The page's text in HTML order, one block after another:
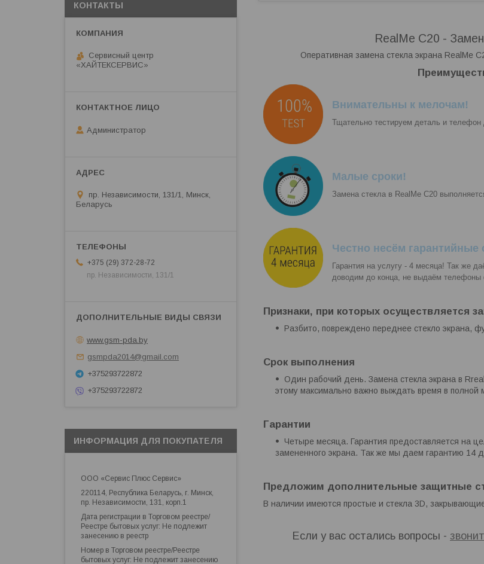
RealMe C20 -
Оперативная замена стекла экрана RealMe
Внимательны к мелочам!
Тщательно тестируем деталь и
Малые сроки!
Замена стекла в RealMe C20
Честно несём гарантийные
Гарантия на услугу - 4 месяца! Так же
доводим до конца, не выдаём телефоны
Признаки, при которых осуществляется
Разбито, повреждено переднее стекло экрана,
Срок выполнения
Один рабочий день. Замена стекла экрана в
этому максимально важно выждать время в полной
Гарантии
Четыре месяца. Гарантия предоставляется на
замененного экрана. Так же мы даем гарантию 14
Предложим дополнительные защитные
В наличии имеются простые и стекла 3D,
Если у вас остались вопросы -
КОНТАКТЫ
Сервисный центр
«ХАЙТЕКСЕРВИС»
Администратор
пр. Независимости, 131/1, Минск,
Беларусь
+375 (29) 372-28-72
пр. Независимости, 131/1
www.gsm-pda.by
gsmpda2014@gmail.com
+375293722872
+375293722872
ИНФОРМАЦИЯ ДЛЯ ПОКУПАТЕЛЯ
ООО «Сервис Плюс Сервис»
220114, Республика Беларусь, г. Минск,
пр. Независимости, 131, корп.1
Дата регистрации в Торговом реестре/
Реестре бытовых услуг: Не подлежит
занесению в реестр
Номер в Торговом реестре/Реестре
бытовых услуг: Не подлежит занесению